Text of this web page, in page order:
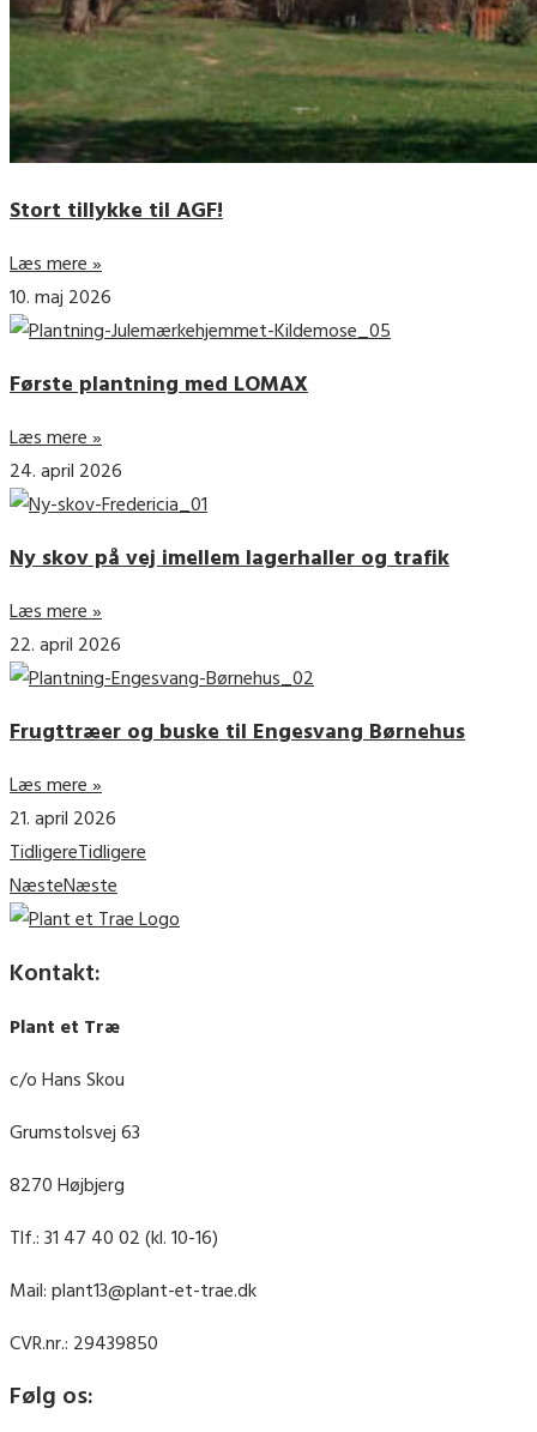
Stort tillykke til AGF!
Læs mere »
10. maj 2026
Første plantning med LOMAX
Læs mere »
24. april 2026
Ny skov på vej imellem lagerhaller og trafik
Læs mere »
22. april 2026
Frugttræer og buske til Engesvang Børnehus
Læs mere »
21. april 2026
TidligereTidligere
NæsteNæste
Kontakt:
Plant et Træ
c/o Hans Skou
Grumstolsvej 63
8270 Højbjerg
Tlf.: 31 47 40 02 (kl. 10-16)
Mail: plant13@plant-et-trae.dk
CVR.nr.: 29439850
Følg os: